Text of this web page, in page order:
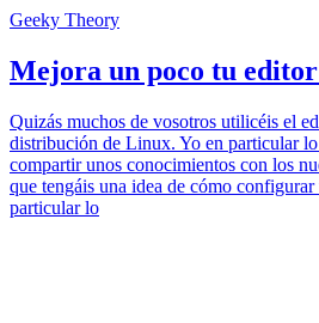
Geeky Theory
Mejora un poco tu
Quizás muchos de vosotros utilicéis el
distribución de Linux. Yo en particular
compartir unos conocimientos con los
que tengáis una idea de cómo
particular lo